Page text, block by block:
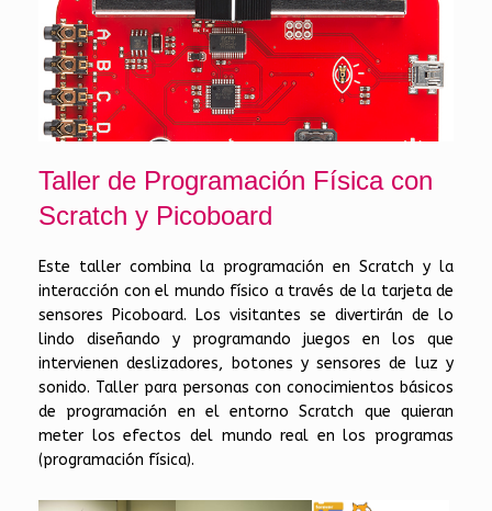
Taller de Programación Física con
Scratch y Picoboard
Este taller combina la programación en Scratch y la
interacción con el mundo físico a través de la tarjeta de
sensores Picoboard. Los visitantes se divertirán de lo
lindo diseñando y programando juegos en los que
intervienen deslizadores, botones y sensores de luz y
sonido. Taller para personas con conocimientos básicos
de programación en el entorno Scratch que quieran
meter los efectos del mundo real en los programas
(programación física).